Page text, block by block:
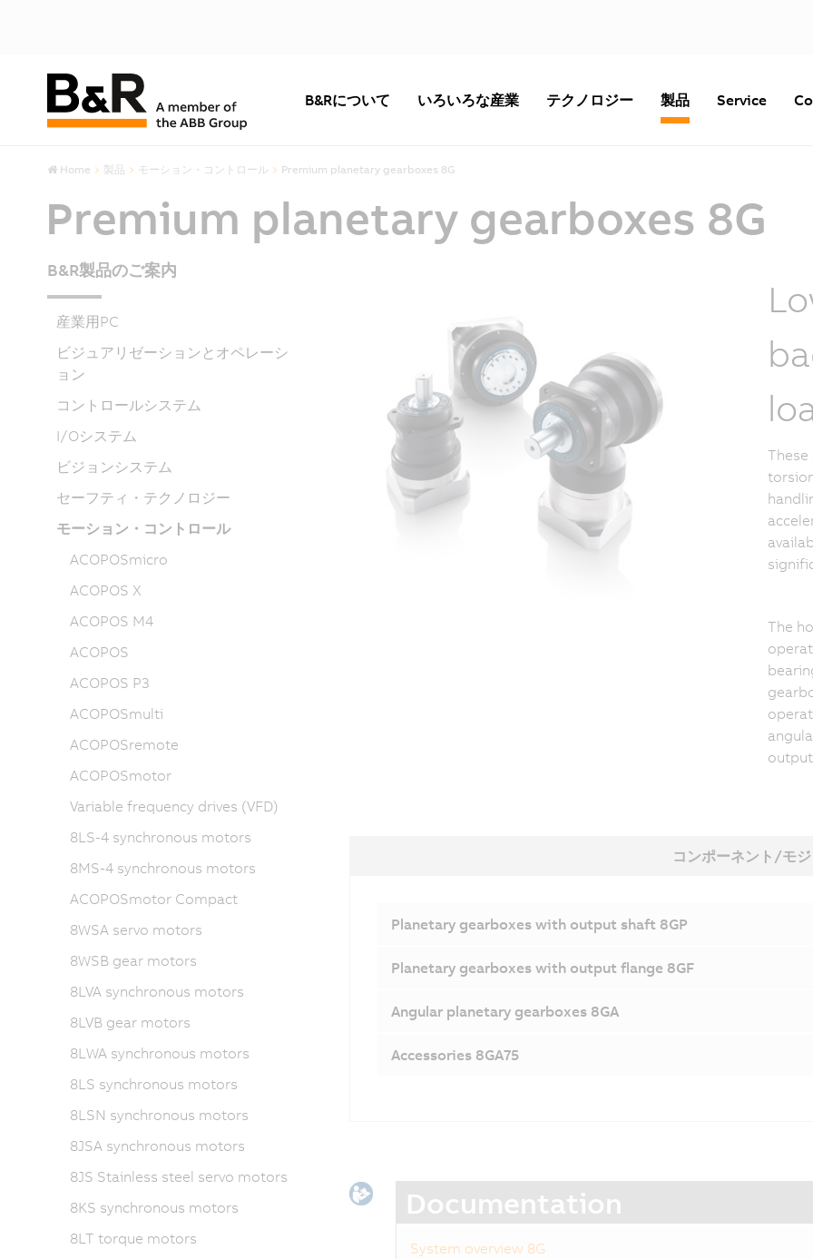
B&Rについて いろいろな産業 テクノロジー 製品 Service
Home 製品 モーション・コントロール Premium planetary gearboxes 8G
Premium planetary gearboxes 8G
The
コンポーネント/モ
Planetary gearboxes with output shaft 8GP
Planetary gearboxes with output flange 8GF
Angular planetary gearboxes 8GA
Accessories 8GA75
Documentation
System overview 8G
B&R製品のご案内
産業用PC
ビジュアリゼーションとオペレーシ
ョン
コントロールシステム
I/Oシステム
ビジョンシステム
セーフティ・テクノロジー
モーション・コントロール
ACOPOSmicro
ACOPOS X
ACOPOS M4
ACOPOS
ACOPOS P3
ACOPOSmulti
ACOPOSremote
ACOPOSmotor
Variable frequency drives (VFD)
8LS-4 synchronous motors
8MS-4 synchronous motors
ACOPOSmotor Compact
8WSA servo motors
8WSB gear motors
8LVA synchronous motors
8LVB gear motors
8LWA synchronous motors
8LS synchronous motors
8LSN synchronous motors
8JSA synchronous motors
8JS Stainless steel servo motors
8KS synchronous motors
8LT torque motors